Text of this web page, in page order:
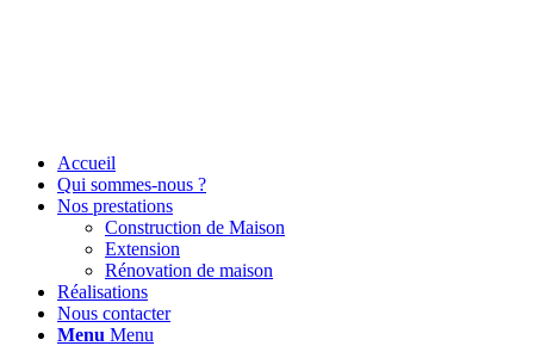
Accueil
Qui sommes-nous ?
Nos prestations
Construction de Maison
Extension
Rénovation de maison
Réalisations
Nous contacter
Menu Menu